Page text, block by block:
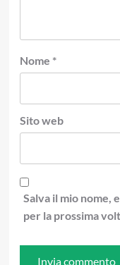
Nome *
Sito web
Salva il mio nome,
per la prossima